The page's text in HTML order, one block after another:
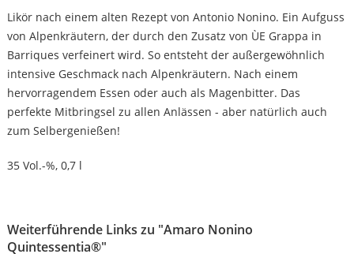
Likör nach einem alten Rezept von Antonio Nonino. Ein Aufguss
von Alpenkräutern, der durch den Zusatz von ÙE Grappa in
Barriques verfeinert wird. So entsteht der außergewöhnlich
intensive Geschmack nach Alpenkräutern. Nach einem
hervorragendem Essen oder auch als Magenbitter. Das
perfekte Mitbringsel zu allen Anlässen - aber natürlich auch
zum Selbergenießen!
35 Vol.-%, 0,7 l
Weiterführende Links zu "Amaro Nonino
Quintessentia®"